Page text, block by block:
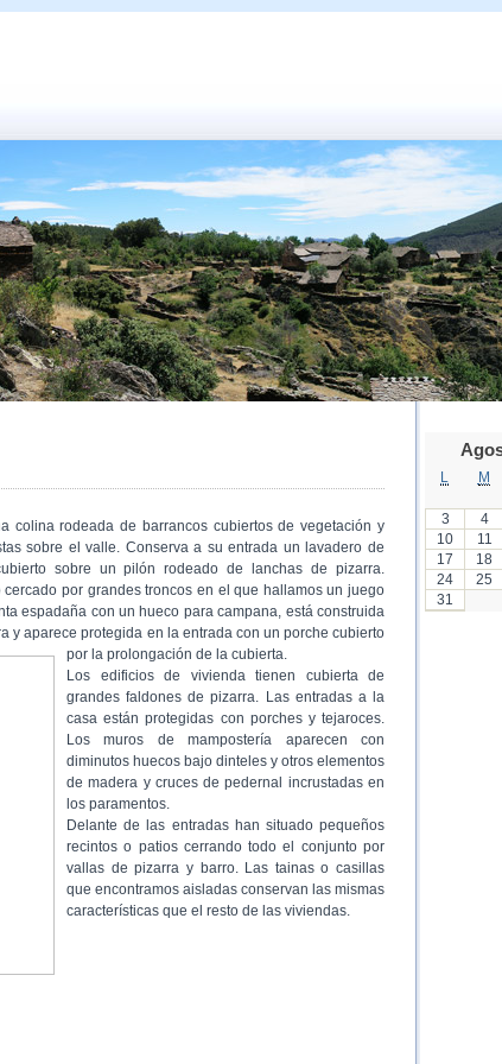
colina rodeada de barrancos cubiertos de vegetación y
sobre el valle. Conserva a su entrada un lavadero de
sobre un pilón rodeado de lanchas de pizarra.
cercado por grandes troncos en el que hallamos un juego
espadaña con un hueco para campana, está construida
y aparece protegida en la entrada con un porche cubierto
por la prolongación de la cubierta.
Los edificios de vivienda tienen cubierta de
grandes faldones de pizarra. Las entradas a la
casa están protegidas con porches y tejaroces.
Los muros de mampostería aparecen con
diminutos huecos bajo dinteles y otros elementos
de madera y cruces de pedernal incrustadas en
los paramentos.
Delante de las entradas han situado pequeños
recintos o patios cerrando todo el conjunto por
vallas de pizarra y barro. Las tainas o casillas
que encontramos aisladas conservan las mismas
características que el resto de las viviendas.
M
3
4
10
11
17
18
24
25
31